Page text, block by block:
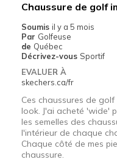
Chaussure de golf
Soumis il y a 5 mois
Par Golfeuse
de Québec
Décrivez-vous Sportif
EVALUER À
skechers.ca/fr
Ces chaussures de
look. J'ai acheté 'wide'
les semelles des
l'intérieur de chaque
Chaque côté de mes
chaussure.